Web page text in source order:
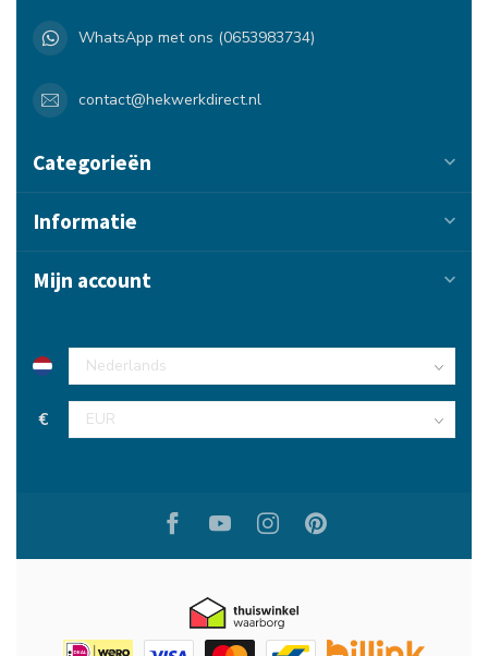
WhatsApp met ons (0653983734)
contact@hekwerkdirect.nl
Categorieën
Informatie
Mijn account
€